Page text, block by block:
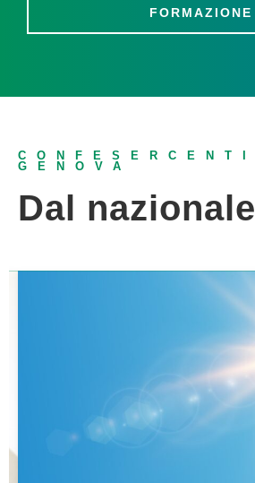
FORMAZIONE
CONFESERCENTI
GENOVA
Dal nazionale